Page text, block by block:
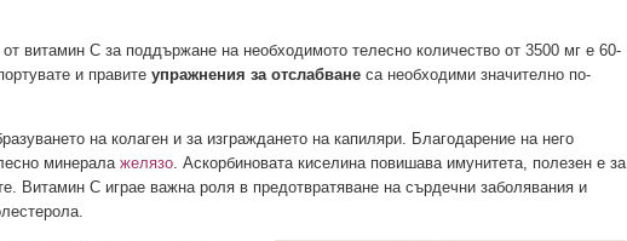
витамин С за поддържане на необходимото телесно количество от 3500 мг е 60-
и правите упражнения за отслабване са необходими значително по-
на колаген и за изграждането на капиляри. Благодарение на него
минералажелязо. Аскорбиновата киселина повишава имунитета, полезен е за
Витамин С играе важна роля в предотвратяване на сърдечни заболявания и